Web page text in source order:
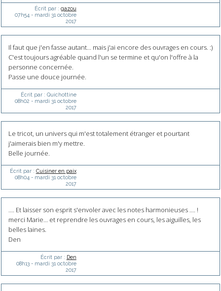
Écrit par : gazou
07h54 - mardi 31 octobre
2017
Il faut que j'en fasse autant... mais j'ai encore des ouvrages en cours. :)
C'est toujours agréable quand l'un se termine et qu'on l'offre à la
personne concernée.
Passe une douce journée.
Écrit par : Quichottine
08h02 - mardi 31 octobre
2017
Le tricot, un univers qui m'est totalement étranger et pourtant
j'aimerais bien m'y mettre.
Belle journée.
Écrit par : Cuisiner en paix
08h04 - mardi 31 octobre
2017
.... Et laisser son esprit s'envoler avec les notes harmonieuses .... !
merci Marie... et reprendre les ouvrages en cours, les aiguilles, les
belles laines.
Den
Écrit par : Den
08h13- mardi 31 octobre
2017